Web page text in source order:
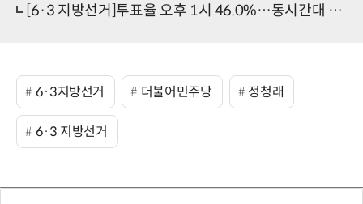
[6·3 지방선거]투표율 오후 1시 46.0%…동시간대 역대 최고
6·3지방선거 더불어민주당 정청래
6·3 지방선거